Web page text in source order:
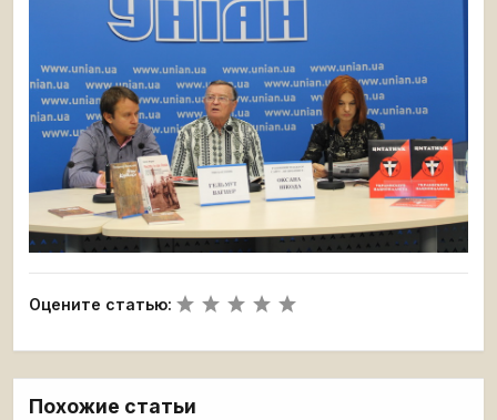
Оцените статью:
Похожие статьи